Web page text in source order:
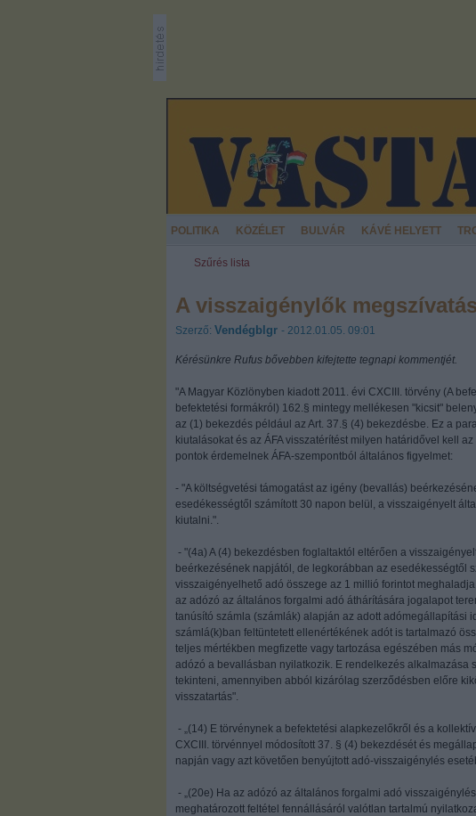
POLITIKA KÖZÉLET BULVÁR KÁVÉ HELYETT
Szűrés lista
A visszaigénylők
Szerző: Vendégblgr - 2012.01.05. 09:01
Kérésünkre Rufus bővebben kifejtette tegnapi kommentjét.
"A Magyar Közlönyben kiadott 2011. évi CXCIII. törvény (A
befektetési formákról) 162.§ mintegy mellékesen "kicsit"
az (1) bekezdés például az Art. 37.§ (4) bekezdésbe. Ez a
kiutalásokat és az ÁFA visszatérítést milyen határidővel kell
pontok érdemelnek ÁFA-szempontból általános figyelmet:
- "A költségvetési támogatást az igény (bevallás)
esedékességtől számított 30 napon belül, a visszaigényelt
kiutalni.".
- "(4a) A (4) bekezdésben foglaltaktól eltérően a
beérkezésének napjától, de legkorábban az esedékességtől
visszaigényelhető adó összege az 1 millió forintot
az adózó az általános forgalmi adó áthárítására jogalapot
tanúsító számla (számlák) alapján az adott adómegállapítási
számlá(k)ban feltüntetett ellenértékének adót is tartalmazó
teljes mértékben megfizette vagy tartozása egészében más
adózó a bevallásban nyilatkozik. E rendelkezés alkalmazása
tekinteni, amennyiben abból kizárólag szerződésben előre
visszatartás".
- „(14) E törvénynek a befektetési alapkezelőkről és a
CXCIII. törvénnyel módosított 37. § (4) bekezdését és
napján vagy azt követően benyújtott adó-visszaigénylés
- „(20e) Ha az adózó az általános forgalmi adó
meghatározott feltétel fennállásáról valótlan tartalmú